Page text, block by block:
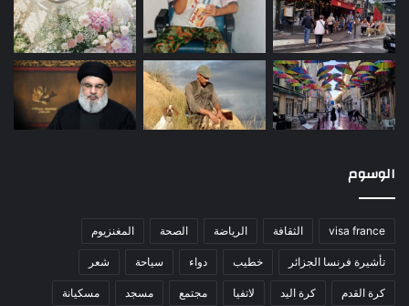
الوسوم
visa france الثقافة الرياضة الصحة المغنزيوم
تأشيرة فرنسا الجزائر خطيب دواء سياحة شعر
كرة القدم كرة اليد لاتفيا مجتمع مسجد مسكيانة